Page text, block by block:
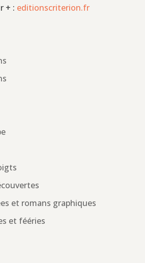
+ : editionscriterion.fr
et romans graphiques
et fééries